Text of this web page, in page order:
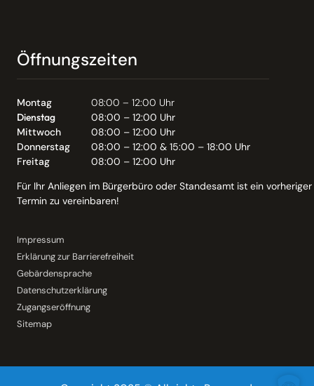
Öffnungszeiten
Montag
08:00 – 12:00 Uhr
Dienstag
08:00 – 12:00 Uhr
Mittwoch
08:00 – 12:00 Uhr
Donnerstag
08:00 – 12:00 & 15:00 – 18:00 Uhr
Freitag
08:00 – 12:00 Uhr
Für Ihr Anliegen im Bürgerbüro oder Standesamt ist ein vorheriger
Termin zu vereinbaren!
Impressum
Erklärung zur Barrierefreiheit
Gebärdensprache
Datenschutzerklärung
Zugangseröffnung
Sitemap